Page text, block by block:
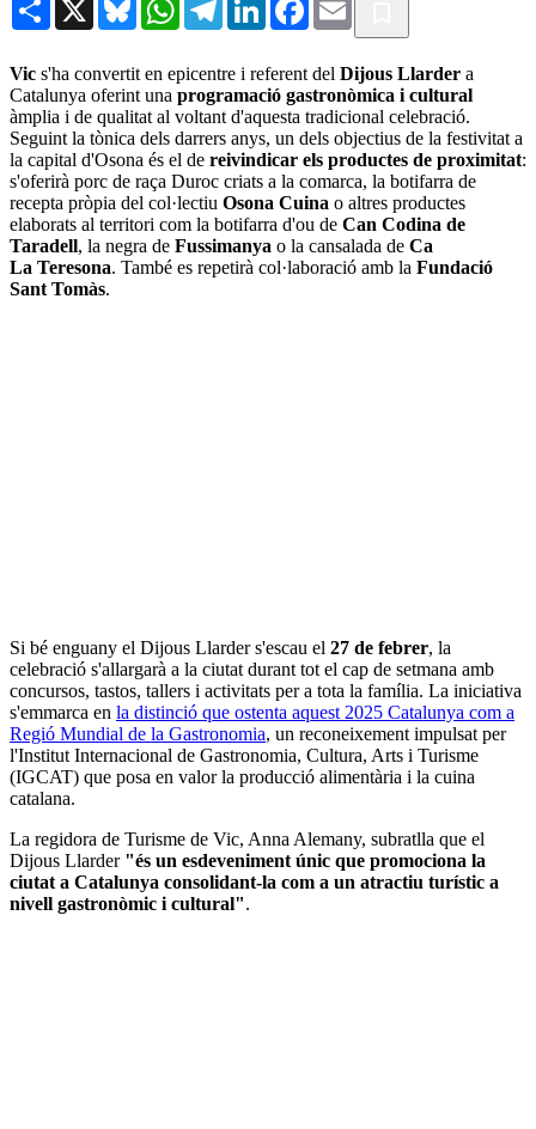
Vic s'ha convertit en epicentre i referent del Dijous Llarder a
Catalunya oferint una programació gastronòmica i cultural
àmplia i de qualitat al voltant d'aquesta tradicional celebració.
Seguint la tònica dels darrers anys, un dels objectius de la festivitat a
la capital d'Osona és el de reivindicar els productes de proximitat:
s'oferirà porc de raça Duroc criats a la comarca, la botifarra de
recepta pròpia del col·lectiu Osona Cuina o altres productes
elaborats al territori com la botifarra d'ou de Can Codina de
Taradell, la negra de Fussimanya o la cansalada de Ca
La Teresona. També es repetirà col·laboració amb la Fundació
Sant Tomàs.
Si bé enguany el Dijous Llarder s'escau el 27 de febrer, la
celebració s'allargarà a la ciutat durant tot el cap de setmana amb
concursos, tastos, tallers i activitats per a tota la família. La iniciativa
s'emmarca en la distinció que ostenta aquest 2025 Catalunya com a
Regió Mundial de la Gastronomia, un reconeixement impulsat per
l'Institut Internacional de Gastronomia, Cultura, Arts i Turisme
(IGCAT) que posa en valor la producció alimentària i la cuina
catalana.
La regidora de Turisme de Vic, Anna Alemany, subratlla que el
Dijous Llarder "és un esdeveniment únic que promociona la
ciutat a Catalunya consolidant-la com a un atractiu turístic a
nivell gastronòmic i cultural".